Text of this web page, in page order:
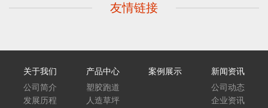
友情链接
关于我们
公司简介
发展历程
产品中心
塑胶跑道
人造草坪
案例展示
新闻资讯
公司动态
企业资讯